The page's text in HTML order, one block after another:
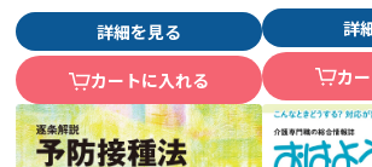
詳細を見る
カートに入れる
詳
カ